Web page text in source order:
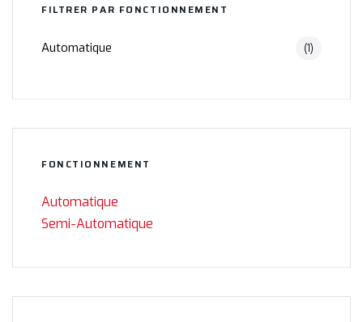
FILTRER PAR FONCTIONNEMENT
Automatique (1)
FONCTIONNEMENT
Automatique
Semi-Automatique